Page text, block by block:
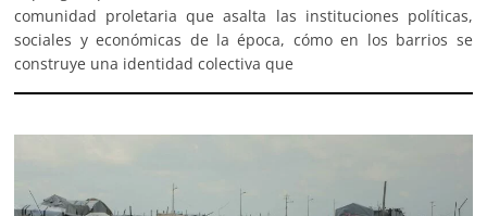
comunidad proletaria que asalta las instituciones políticas,
sociales y económicas de la época, cómo en los barrios se
construye una identidad colectiva que